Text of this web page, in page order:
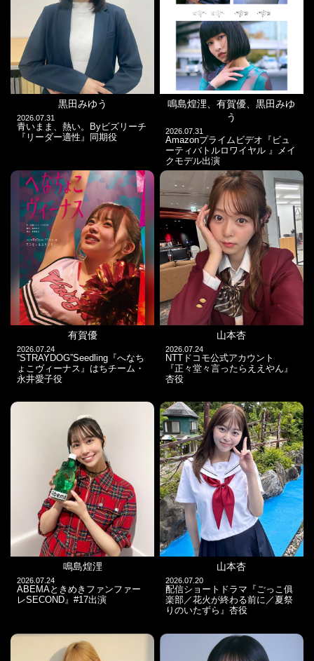
黒田みゆう
2026.07.31
青いまま、熱い。Byビズリーチ
『リーダー適性』同期役
鳴島煌浬、有賀優、黒田みゆ
う
2026.07.31
Amazonプライムビデオ『ビュ
ーティバトルロワイヤル 』メイ
クモデル出演
有賀優
2026.07.24
“STRAYDOG”Seedling『へなち
ょこヴィーナス』はちチーム・
永井愛子役
山本杏
2026.07.24
NTTドコモ公式アカウント
『正々堂々言ったらええやん』
杏役
鳴島煌浬
2026.07.24
ABEMAときめきファンファー
レSECOND』#17出演
山本杏
2026.07.20
配信ショートドラマ『ごっこ俱
楽部／花火が終わる前に／夏祭
りのいたずら』杏役